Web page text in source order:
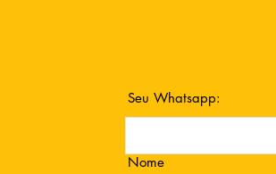
Seu Whatsapp:
Nome